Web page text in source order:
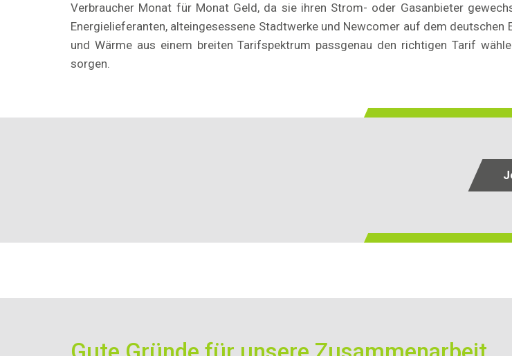
Verbraucher Monat für Monat Geld, da sie ihren Strom- oder Gasanbieter
Energielieferanten, alteingesessene Stadtwerke und Newcomer auf dem deutschen
und Wärme aus einem breiten Tarifspektrum passgenau den richtigen Tarif
sorgen.